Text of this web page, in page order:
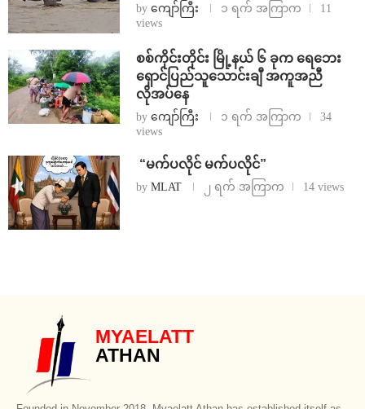
by ကျော်ကြီး ၁ ရက် အကြာက
11
views
စစ်ကိုင်းတိုင်း မြို့နယ် ၆ ခုက ရေဘေး
ရှောင်ပြည်သူသောင်းချီ အကူအညီ
လိုအပ်နေ
by ကျော်ကြီး ၁ ရက် အကြာက
34
views
⁨ ⁨“မက်ပလိုင် မက်ပလိုင်”
by MLAT ၂ ရက် အကြာက 14 views
MYAELATT
ATHAN